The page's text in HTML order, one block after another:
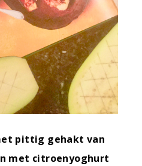
pittig gehakt van
met citroenyoghurt